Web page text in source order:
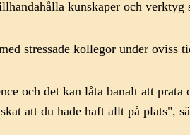
kunskaper och verktyg
stressade kollegor under
och det kan låta banalt att
att du hade haft allt på plats",